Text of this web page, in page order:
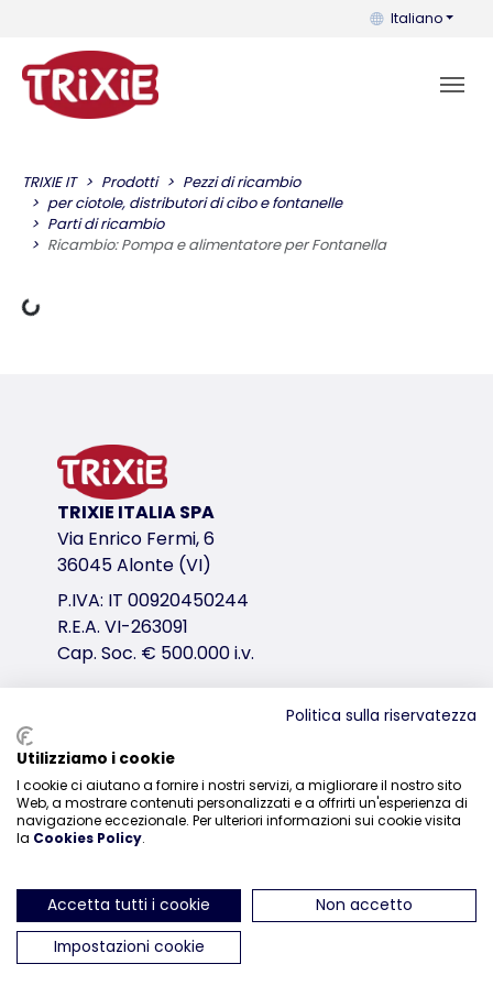
Puoi cambiare
Italiano
TRIXIE IT Prodotti
Pezzi di ricambio
per ciotole, distributori di cibo e fontanelle
Parti di ricambio
Ricambio: Pompa e alimentatore per Fontanella
Dati di carico
TRIXIE ITALIA SPA
Via Enrico Fermi, 6
36045 Alonte (VI)
P.IVA: IT 00920450244
R.E.A. VI-263091
Cap. Soc. € 500.000 i.v.
Distribuzione
0444-835329
ci trovi su Instagram
ci trovi su Facebook
ci trovi su YouTube
ci trovi suci trovi su
Politica sulla riservatezza
Utilizziamo i cookie
I cookie ci aiutano a fornire i nostri servizi, a migliorare il nostro sito
Web, a mostrare contenuti personalizzati e a offrirti un'esperienza di
navigazione eccezionale. Per ulteriori informazioni sui cookie visita
la Cookies Policy.
Accetta tutti i cookie
Non accetto
Impostazioni cookie